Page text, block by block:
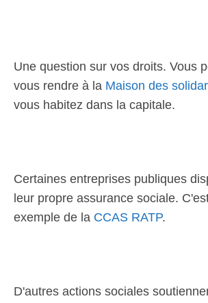
Une question sur vos droits. Vous
vous rendre à la Maison des
vous habitez dans la capitale.
Certaines entreprises publiques
leur propre assurance sociale.
exemple de la CCAS RATP.
D'autres actions sociales